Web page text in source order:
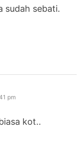
sudah sebati.
pm
kot..